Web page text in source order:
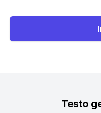
Testo